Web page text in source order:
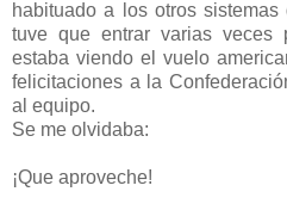
habituado a los otros
tuve que entrar varias veces
estaba viendo el vuelo
felicitaciones a la
al equipo.
Se me olvidaba:
¡Que aproveche!